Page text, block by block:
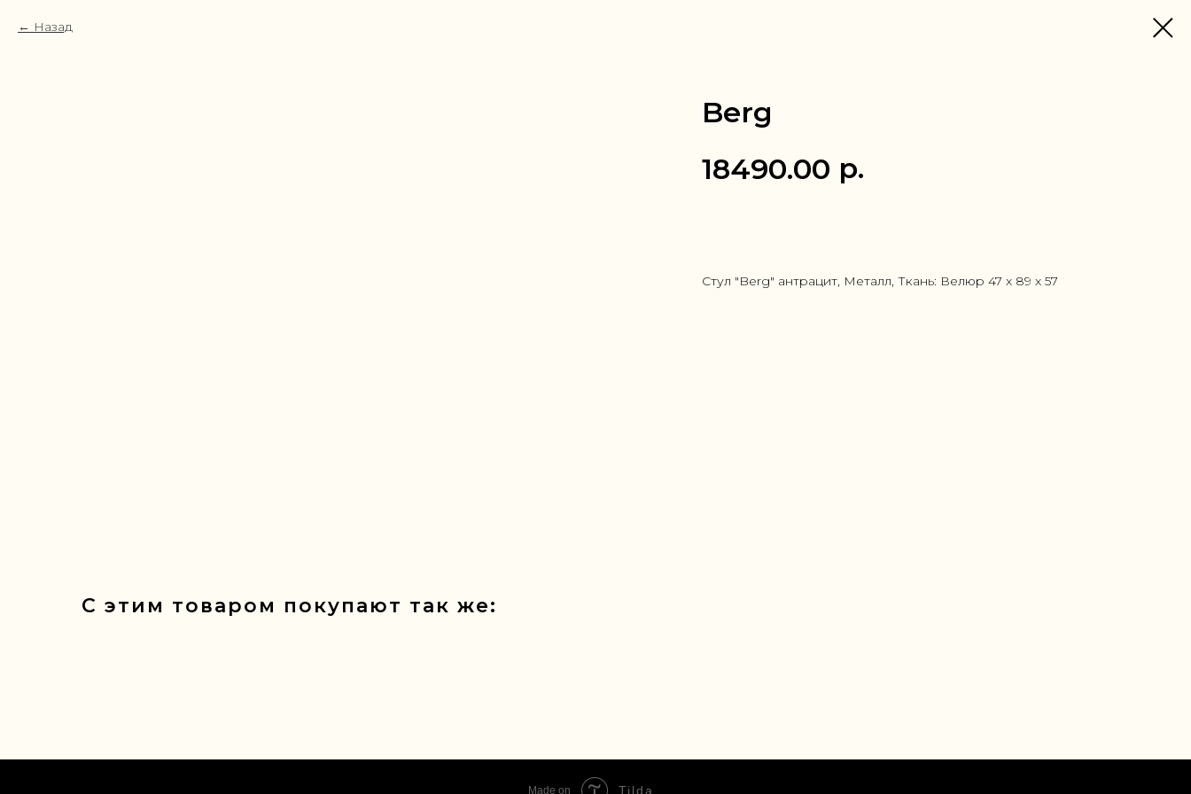
Назад
Berg
18490.00 р.
Стул "Berg" антрацит, Металл, Ткань: Велюр 47 x 89 x 57
С этим товаром покупают так же:
Made on Tilda